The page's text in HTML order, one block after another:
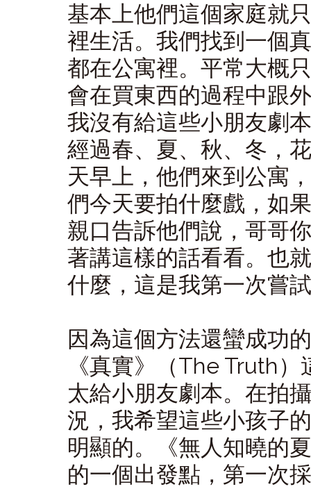
基本上他們這個家庭就
裡生活。我們找到一個
都在公寓裡。平常大概
會在買東西的過程中跟
我沒有給這些小朋友劇
經過春、夏、秋、冬，
天早上，他們來到公寓
們今天要拍什麼戲，如
親口告訴他們說，哥哥
著講這樣的話看看。也
什麼，這是我第一次嘗
因為這個方法還蠻成功
《真實》（The Truth
太給小朋友劇本。在拍
況，我希望這些小孩子
明顯的。《無人知曉的
的一個出發點，第一次